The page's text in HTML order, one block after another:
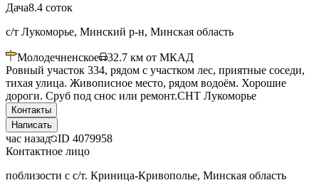
Дача8.4 соток
с/т Лукоморье, Минский р-н, Минская область
Молодечненское 32.7 км от МКАД
Ровный участок 334, рядом с участком лес, приятные соседи,
тихая улица. Живописное место, рядом водоём. Хорошие
дороги. Сруб под снос или ремонт.СНТ Лукоморье
Контакты
Написать
час назад ID 4079958
Контактное лицо
поблизости с с/т. Криница-Кривополье, Минская область